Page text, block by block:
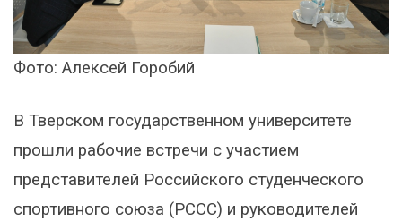
Фото: Алексей Горобий
В Тверском государственном университете
прошли рабочие встречи с участием
представителей Российского студенческого
спортивного союза (РССС) и руководителей